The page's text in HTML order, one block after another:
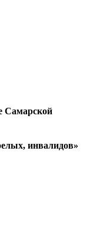
Самарской
инвалидов»